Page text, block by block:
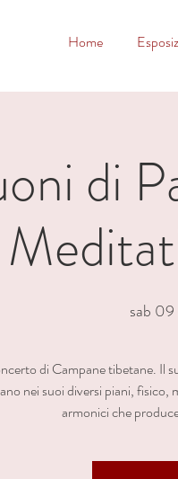
Home
di
sab
di Campane tibetane. Il
nei suoi diversi piani, fisico,
armonici che